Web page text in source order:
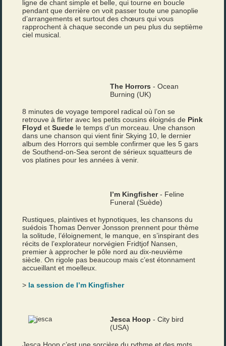
ligne de chant simple et belle, qui tourne en boucle
pendant que derrière on voit passer toute une panoplie
d’arrangements et surtout des chœurs qui vous
rapprochent à chaque seconde un peu plus du septième
ciel musical.
The Horrors - Ocean
Burning (UK)
8 minutes de voyage temporel radical où l’on se
retrouve à flirter avec les petits cousins éloignés de Pink
Floyd etSuede le temps d’un morceau. Une chanson
dans une chanson qui vient finir Skying 10, le dernier
album des Horrors qui semble confirmer que les 5 gars
de Southend-on-Sea seront de sérieux squatteurs de
vos platines pour les années à venir.
I’m Kingfisher- Feline
Funeral (Suède)
Rustiques, plaintives et hypnotiques, les chansons du
suédois Thomas Denver Jonsson prennent pour thème
la solitude, l’éloignement, le manque, en s’inspirant des
récits de l’explorateur norvégien Fridtjof Nansen,
premier à approcher le pôle nord au dix-neuvième
siècle. On rigole pas beaucoup mais c’est étonnament
accueillant et moelleux.
> la session de I’m Kingfisher
Jesca Hoop - City bird
(USA)